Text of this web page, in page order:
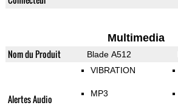
Multimedia
Nom du Produit Blade A512
Alertes Audio
VIBRATION
MP3